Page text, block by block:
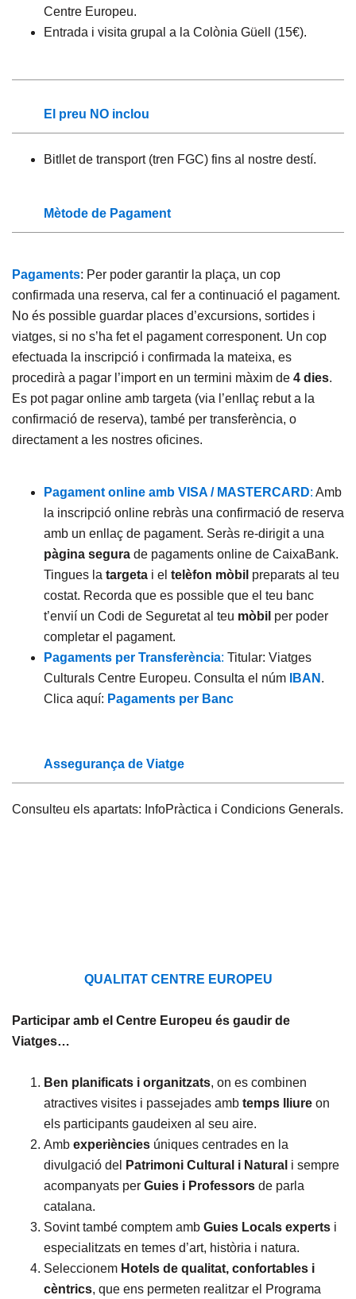
Centre Europeu.
Entrada i visita grupal a la Colònia Güell (15€).
El preu NO inclou
Bitllet de transport (tren FGC) fins al nostre destí.
Mètode de Pagament
Pagaments: Per poder garantir la plaça, un cop
confirmada una reserva, cal fer a continuació el pagament.
No és possible guardar places d’excursions, sortides i
viatges, si no s’ha fet el pagament corresponent. Un cop
efectuada la inscripció i confirmada la mateixa, es
procedirà a pagar l’import en un termini màxim de 4 dies.
Es pot pagar online amb targeta (via l’enllaç rebut a la
confirmació de reserva), també per transferència, o
directament a les nostres oficines.
Pagament online amb VISA / MASTERCARD: Amb
la inscripció online rebràs una confirmació de reserva
amb un enllaç de pagament. Seràs re-dirigit a una
pàgina segura de pagaments online de CaixaBank.
Tingues la targeta i el telèfon mòbil preparats al teu
costat. Recorda que es possible que el teu banc
t’envií un Codi de Seguretat al teu mòbil per poder
completar el pagament.
Pagaments per Transferència: Titular: Viatges
Culturals Centre Europeu. Consulta el núm
IBAN .
Clica aquí: Pagaments per Banc
Assegurança de Viatge
Consulteu els apartats: InfoPràctica i Condicions Generals.
QUALITAT CENTRE EUROPEU
Participar amb el Centre Europeu és gaudir de
Viatges…
Ben planificats i organitzats, on es combinen
atractives visites i passejades amb temps lliure on
els participants gaudeixen al seu aire.
Amb experiències úniques centrades en la
divulgació del
Patrimoni Cultural i Natural i sempre
acompanyats per Guies i Professors de parla
catalana.
Sovint també comptem amb Guies Locals experts i
especialitzats en temes d’art, història i natura.
Seleccionem Hotels de qualitat, confortables i
cèntrics, que ens permeten realitzar el Programa